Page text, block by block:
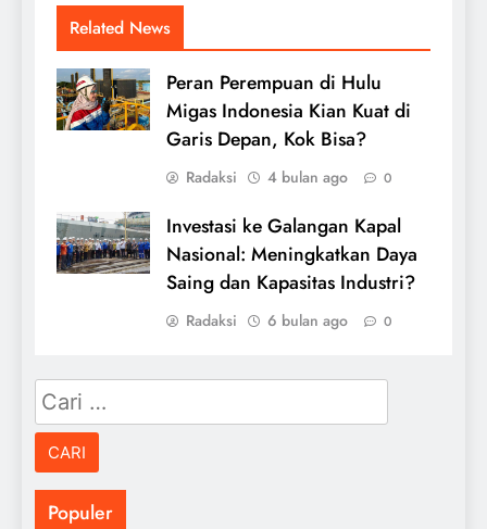
Related News
Peran Perempuan di Hulu
Migas Indonesia Kian Kuat di
Garis Depan, Kok Bisa?
Radaksi 4 bulan ago 0
Investasi ke Galangan Kapal
Nasional: Meningkatkan Daya
Saing dan Kapasitas Industri?
Radaksi 6 bulan ago 0
Cari
untuk:
Populer